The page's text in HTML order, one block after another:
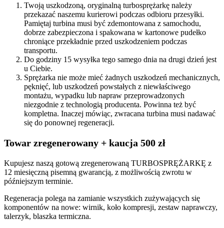
Twoją uszkodzoną, oryginalną turbosprężarkę należy
przekazać naszemu kurierowi podczas odbioru przesyłki.
Pamiętaj turbina musi być zdemontowana z samochodu,
dobrze zabezpieczona i spakowana w kartonowe pudełko
chroniące przekładnie przed uszkodzeniem podczas
transportu.
Do godziny 15 wysyłka tego samego dnia na drugi dzień jest
u Ciebie.
Sprężarka nie może mieć żadnych uszkodzeń mechanicznych,
pęknięć, lub uszkodzeń powstałych z niewłaściwego
montażu, wypadku lub napraw przeprowadzonych
niezgodnie z technologią producenta. Powinna też być
kompletna. Inaczej mówiąc, zwracana turbina musi nadawać
się do ponownej regeneracji.
Towar zregenerowany + kaucja 500 zł
Kupujesz naszą gotową zregenerowaną TURBOSPRĘŻARKĘ z
12 miesięczną pisemną gwarancją, z możliwością zwrotu w
późniejszym terminie.
Regeneracja polega na zamianie wszystkich zużywających się
komponentów na nowe: wirnik, koło kompresji, zestaw naprawczy,
talerzyk, blaszka termiczna.